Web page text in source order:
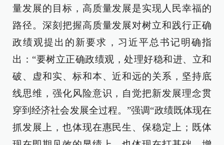
量发展的目标，高质量发展是实现人民幸福的
路径。深刻把握高质量发展对树立和践行正确
政绩观提出的新要求，习近平总书记明确指
出：“要树立正确政绩观，处理好稳和进、立和
破、虚和实、标和本、近和远的关系，坚持底
线思维，强化风险意识，自觉把新发展理念贯
穿到经济社会发展全过程。”强调“政绩既体现在
抓发展上，也体现在惠民生、保稳定上；既体